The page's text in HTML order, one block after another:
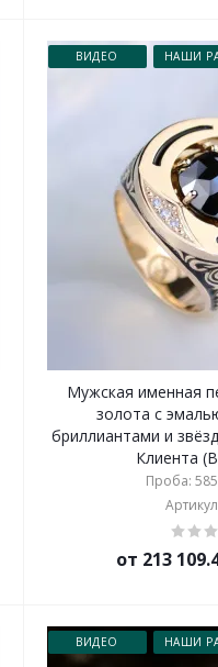
ВИДЕО НАШИ
Мужская именная
золота с
бриллиантами и
Клиента
Проба:
от 213
ВИДЕО НАШИ